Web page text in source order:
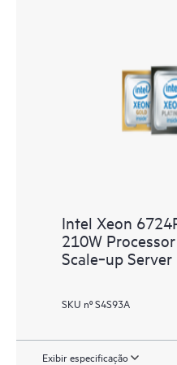
Intel Xeon
210W
Scale‑up
SKU nº S4S93A
Exibir especificação